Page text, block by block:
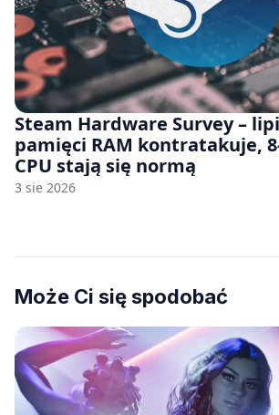
Steam Hardware Survey –
pamięci RAM kontratakuje,
CPU stają się normą
3 sie 2026
Może Ci się spodobać